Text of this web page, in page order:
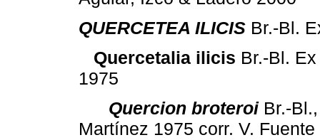
QUERCETEA ILICIS Br.-Bl.
Quercetalia ilicis Br.-Bl.
1975
Quercion broteroiBr.-Bl.,
Martínez 1975 corr. V. Fuente